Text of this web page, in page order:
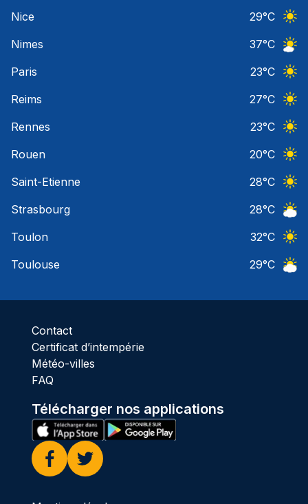
Nice
29°C
Nimes
37°C
Paris
23°C
Reims
27°C
Rennes
23°C
Rouen
20°C
Saint-Etienne
28°C
Strasbourg
28°C
Toulon
32°C
Toulouse
29°C
Contact
Certificat d’intempérie
Météo-villes
FAQ
Télécharger nos applications
Facebook
Twitter